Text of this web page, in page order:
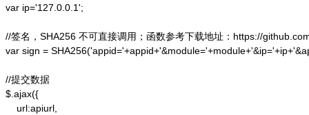
var ip='127.0.0.1';
//签名，SHA256 不可直接调用；函数参考下载地址：https://
var sign =
//提交数据
$.ajax({
    url:apiurl,